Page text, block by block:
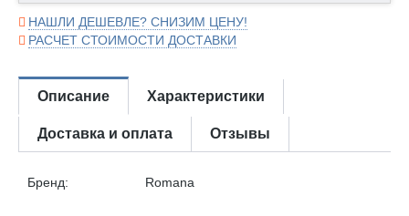
НАШЛИ ДЕШЕВЛЕ? СНИЗИМ ЦЕНУ!
РАСЧЕТ СТОИМОСТИ ДОСТАВКИ
Описание Характеристики
Доставка и оплата Отзывы
Бренд: Romana